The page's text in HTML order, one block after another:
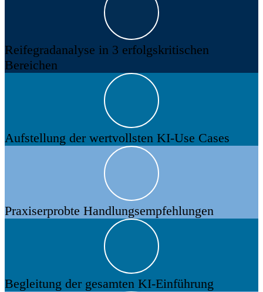
Reifegradanalyse in 3 erfolgskritischen
Bereichen
Aufstellung der wertvollsten KI-Use Cases
Praxiserprobte Handlungs­empfehlungen
Begleitung der gesamten KI-Einführung